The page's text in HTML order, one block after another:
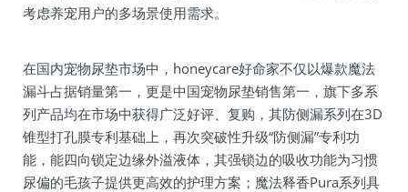
考虑养宠用户的多场景使用需求。
在国内宠物尿垫市场中，honeycare好命家不仅以爆款魔法
漏斗占据销量第一，更是中国宠物尿垫销售第一，旗下多系
列产品均在市场中获得广泛好评、复购，其防侧漏系列在3D
锥型打孔膜专利基础上，再次突破性升级“防侧漏”专利功
能，能四向锁定边缘外溢液体，其强锁边的吸收功能为习惯
尿偏的毛孩子提供更高效的护理方案；魔法释香Pura系列具